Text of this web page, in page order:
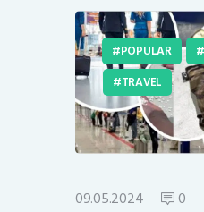
POPULAR
TRAVEL
09.05.2024 0